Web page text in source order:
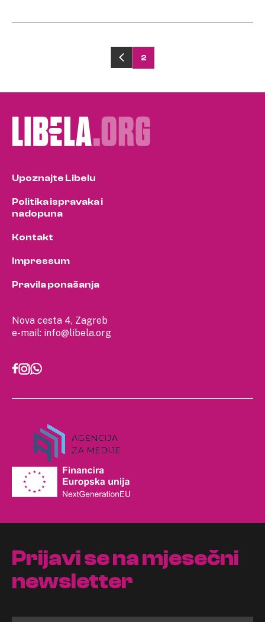
pagination
2
Nova cesta 4, Zagreb
e-mail: info@libela.org
Upoznajte Libelu
Politika ispravaka i
nadopuna
Kontakt
Impressum
Pravila ponašanja
Prijavi se na mjesečni
newsletter